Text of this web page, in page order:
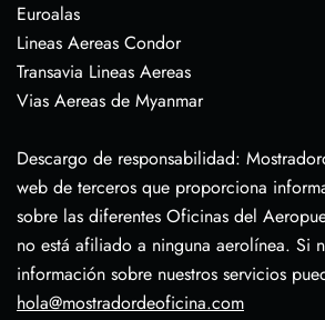
Euroalas
Lineas Aereas Condor
Transavia Lineas Aereas
Vias Aereas de Myanmar
Descargo de responsabilidad:
web de terceros que proporciona
sobre las diferentes Oficinas del
no está afiliado a ninguna aerolínea. Si
información sobre nuestros servicios
hola@mostradordeoficina.com